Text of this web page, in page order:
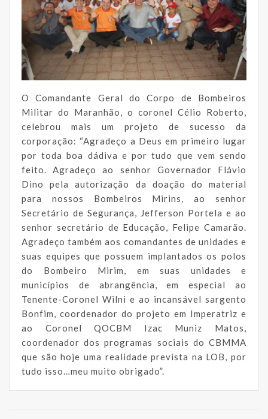
O Comandante Geral do Corpo de Bombeiros
Militar do Maranhão, o coronel Célio Roberto,
celebrou mais um projeto de sucesso da
corporação: “Agradeço a Deus em primeiro lugar
por toda boa dádiva e por tudo que vem sendo
feito. Agradeço ao senhor Governador Flávio
Dino pela autorização da doação do material
para nossos Bombeiros Mirins, ao senhor
Secretário de Segurança, Jefferson Portela e ao
senhor secretário de Educação, Felipe Camarão.
Agradeço também aos comandantes de unidades e
suas equipes que possuem implantados os polos
do Bombeiro Mirim, em suas unidades e
municípios de abrangência, em especial ao
Tenente-Coronel Wilni e ao incansável sargento
Bonfim, coordenador do projeto em Imperatriz e
ao Coronel QOCBM Izac Muniz Matos,
coordenador dos programas sociais do CBMMA
que são hoje uma realidade prevista na LOB, por
tudo isso…meu muito obrigado”.